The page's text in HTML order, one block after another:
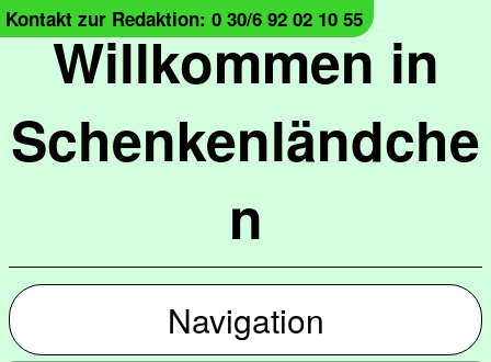
Willkommen in
Schenkenländche
n
Kontakt zur Redaktion: 0 30/6 92 02 10 55
Navigation